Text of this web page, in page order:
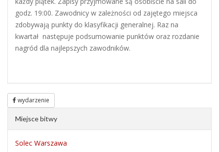
godz. 19:00. Zawodnicy w zależności od zajętego miejsca
zdobywają punkty do klasyfikacji generalnej. Raz na
kwartał następuje podsumowanie punktów oraz rozdanie
nagród dla najlepszych zawodników.
wydarzenie
Miejsce bitwy
Solec Warszawa